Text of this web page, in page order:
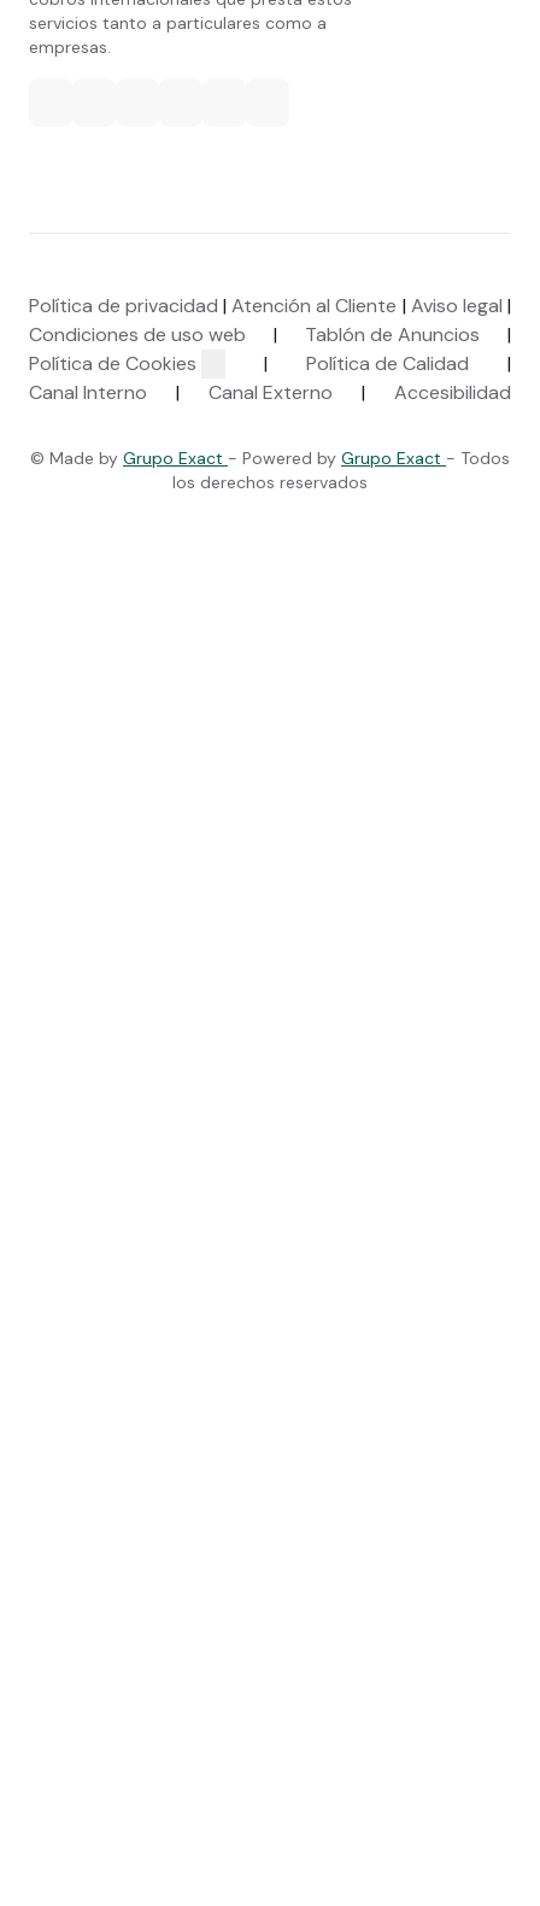
servicios tanto a particulares como a
empresas.
Política de privacidad | Atención al Cliente | Aviso legal |
Condiciones de uso web
| Tablón de Anuncios
|
Política de Cookies
| Política de Calidad
|
Canal Interno
| Canal Externo | Accesibilidad
© Made by Grupo Exact - Powered by Grupo Exact - Todos
los derechos reservados